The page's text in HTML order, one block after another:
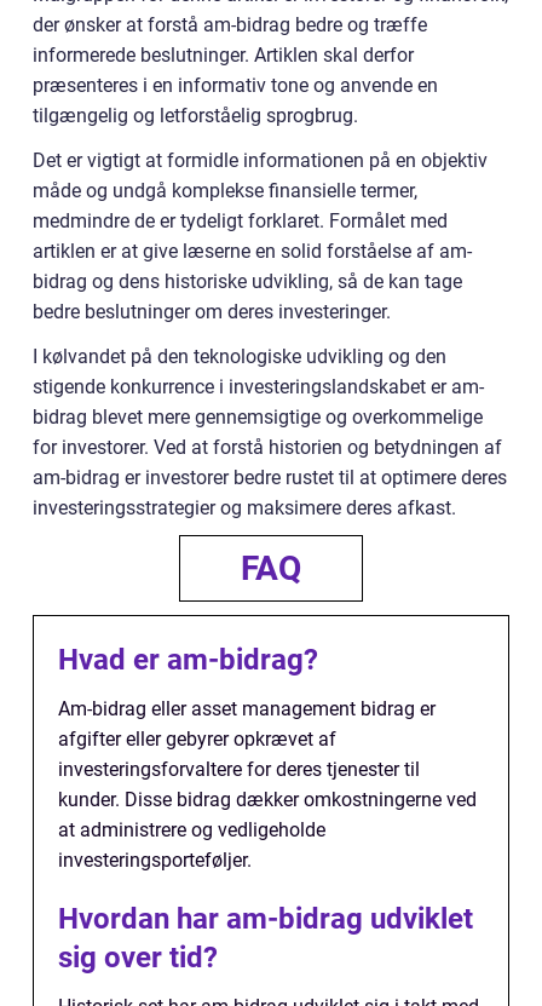
der ønsker at forstå am-bidrag bedre og træffe
informerede beslutninger. Artiklen skal derfor
præsenteres i en informativ tone og anvende en
tilgængelig og letforståelig sprogbrug.
Det er vigtigt at formidle informationen på en objektiv
måde og undgå komplekse finansielle termer,
medmindre de er tydeligt forklaret. Formålet med
artiklen er at give læserne en solid forståelse af am-
bidrag og dens historiske udvikling, så de kan tage
bedre beslutninger om deres investeringer.
I kølvandet på den teknologiske udvikling og den
stigende konkurrence i investeringslandskabet er am-
bidrag blevet mere gennemsigtige og overkommelige
for investorer. Ved at forstå historien og betydningen af
am-bidrag er investorer bedre rustet til at optimere deres
investeringsstrategier og maksimere deres afkast.
FAQ
Hvad er am-bidrag?
Am-bidrag eller asset management bidrag er
afgifter eller gebyrer opkrævet af
investeringsforvaltere for deres tjenester til
kunder. Disse bidrag dækker omkostningerne ved
at administrere og vedligeholde
investeringsporteføljer.
Hvordan har am-bidrag udviklet
sig over tid?